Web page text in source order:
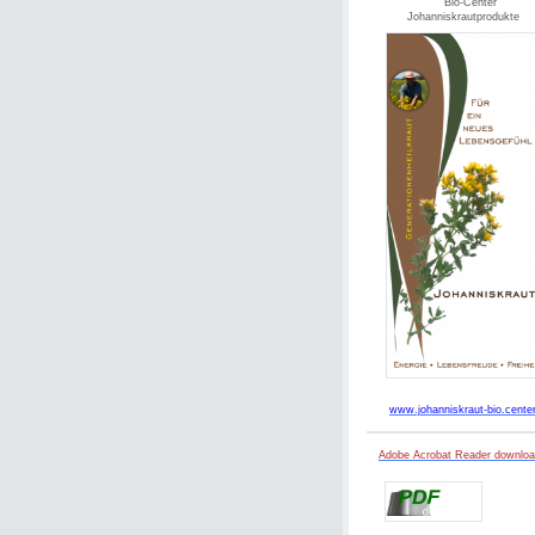
Bio-Center
Johanniskrautprodukte
www.johanniskraut-bio.center
Adobe Acrobat Reader